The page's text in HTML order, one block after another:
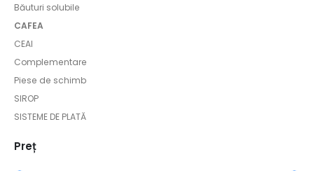
Băuturi solubile
CAFEA
CEAI
Complementare
Piese de schimb
SIROP
SISTEME DE PLATĂ
Preț